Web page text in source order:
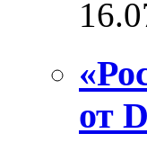
от